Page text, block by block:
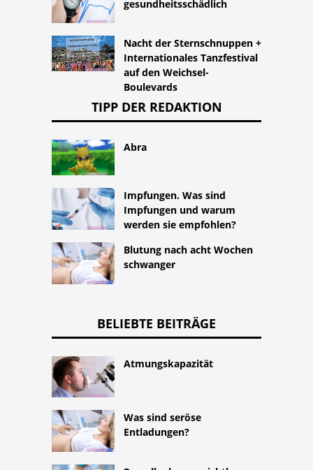
gesundheitsschädlich
Nacht der Sternschnuppen +
Internationales Tanzfestival
auf den Weichsel-
Boulevards
TIPP DER REDAKTION
Abra
Impfungen. Was sind
Impfungen und warum
werden sie empfohlen?
Blutung nach acht Wochen
schwanger
BELIEBTE BEITRÄGE
Atmungskapazität
Was sind seröse
Entladungen?